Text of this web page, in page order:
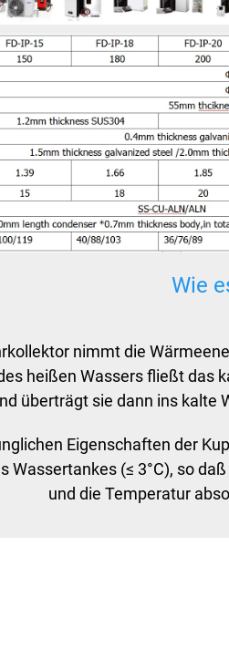
Wie
nimmt die
heißen Wassers fließt das
überträgt sie dann ins kalte
Eigenschaften der
Wassertankes (≤ 3°C), so
und die Temperatur